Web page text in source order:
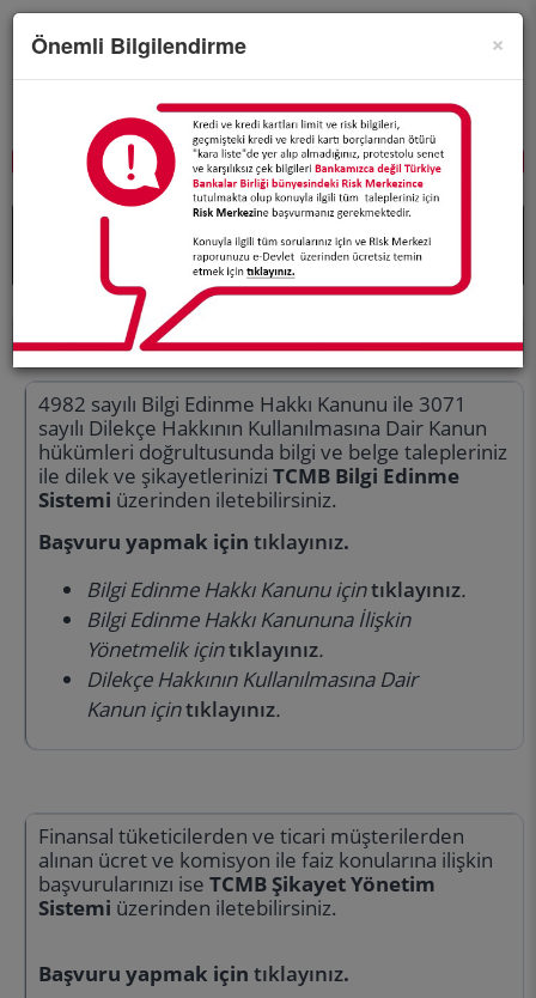
Merkez Bankasının temel amacı
sağlamaktır.
Diger Bilgi Edinme
Bilgi Edinme
4982 sayılı Bilgi Edinme Hakkı Kanunu ile 3071
sayılı Dilekçe Hakkının Kullanılmasına Dair Kanun
hükümleri doğrultusunda bilgi ve belge talepleriniz
ile dilek ve şikayetlerinizi TCMB Bilgi Edinme
Sistemi üzerinden iletebilirsiniz.
Başvuru yapmak için tıklayınız.
Bilgi Edinme Hakkı Kanunu içintıklayınız.
Bilgi Edinme Hakkı Kanununa İlişkin
Yönetmelik içintıklayınız.
Dilekçe Hakkının Kullanılmasına Dair
Kanun içintıklayınız.
Finansal tüketicilerden ve ticari müşterilerden
alınan ücret ve komisyon ile faiz konularına ilişkin
başvurularınızı ise TCMB Şikayet Yönetim
Sistemi üzerinden iletebilirsiniz.
Başvuru yapmak için tıklayınız.
×
Önemli Bilgilendirme